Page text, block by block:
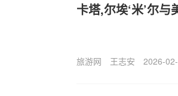
卡塔,尔埃‘米’尔
旅游网 王志安 2026-